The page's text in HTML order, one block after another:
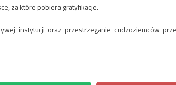
za które pobiera gratyfikacje.
instytucji oraz przestrzeganie cudzoziemców